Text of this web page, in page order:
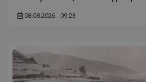
08.08.2026 - 09:23
ASP.NET_SessionId